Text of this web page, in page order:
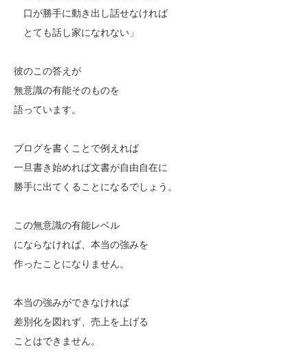
口が勝手に動き出し話せなければ
とても話し家になれない」
彼のこの答えが
無意識の有能そのものを
語っています。
ブログを書くことで例えれば
一旦書き始めれば文書が自由自在に
勝手に出てくることになるでしょう。
この無意識の有能レベル
にならなければ、本当の強みを
作ったことになりません。
本当の強みができなければ
差別化を図れず、売上を上げる
ことはできません。